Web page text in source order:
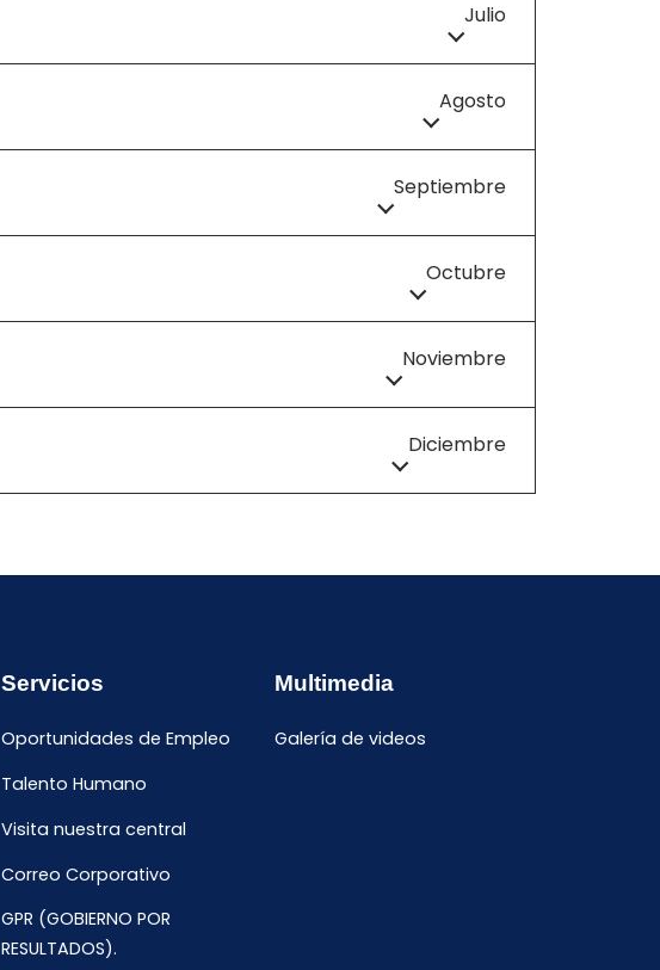
Julio
Agosto
Septiembre
Octubre
Noviembre
Diciembre
Servicios
Oportunidades de Empleo
Talento Humano
Visita nuestra central
Correo Corporativo
GPR (GOBIERNO POR
RESULTADOS).
Multimedia
Galería de videos